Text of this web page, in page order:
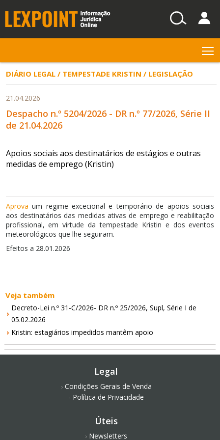
DIÁRIO LEGAL / TEMPESTADE KRISTIN / LEGISLAÇÃO
21.04.2026
Despacho n.º 5204/2026 - DR n.º 77/2026, Série II
de 21.04.2026
Apoios sociais aos destinatários de estágios e outras
medidas de emprego (Kristin)
Aprovaum regime excecional e temporário de apoios sociais
aos destinatários das medidas ativas de emprego e reabilitação
profissional, em virtude da tempestade Kristin e dos eventos
meteorológicos que lhe seguiram.
Efeitos a 28.01.2026
Veja também
Decreto-Lei n.º 31-C/2026- DR n.º 25/2026, Supl, Série I de
05.02.2026
Kristin: estagiários impedidos mantêm apoio
Legal
Condições Gerais de Venda
Política de Privacidade
Úteis
Newsletters